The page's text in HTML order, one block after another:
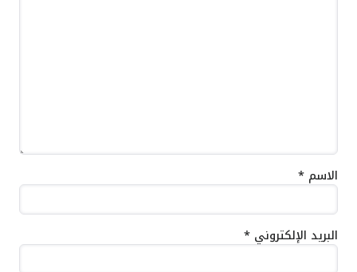
الاسم *
البريد الإلكتروني *